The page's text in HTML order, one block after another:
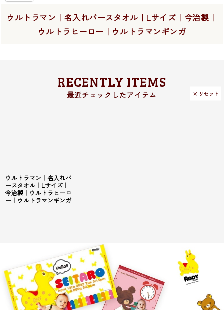
ウルトラマン｜名入れバースタオル｜Lサイズ｜今治製｜
ウルトラヒーロー｜ウルトラマンギンガ
RECENTLY ITEMS
× リセット
ウルトラマン｜名入れバ
ースタオル｜Lサイズ｜
今治製｜ウルトラヒーロ
ー｜ウルトラマンギンガ